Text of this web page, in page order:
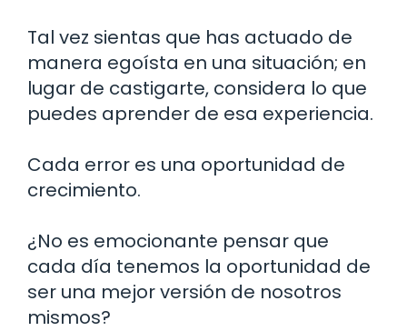
Tal vez sientas que has actuado de
manera egoísta en una situación; en
lugar de castigarte, considera lo que
puedes aprender de esa experiencia.
Cada error es una oportunidad de
crecimiento.
¿No es emocionante pensar que
cada día tenemos la oportunidad de
ser una mejor versión de nosotros
mismos?